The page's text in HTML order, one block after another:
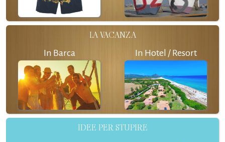
LA VACANZA
In Barca In Hotel / Resort
IDEE PER STUPIRE